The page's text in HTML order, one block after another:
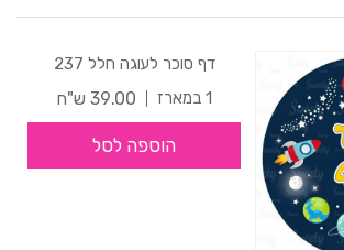
דף סוכר לעוגה חלל 237
1 במארז
39.00 ש"ח
הוספה לסל